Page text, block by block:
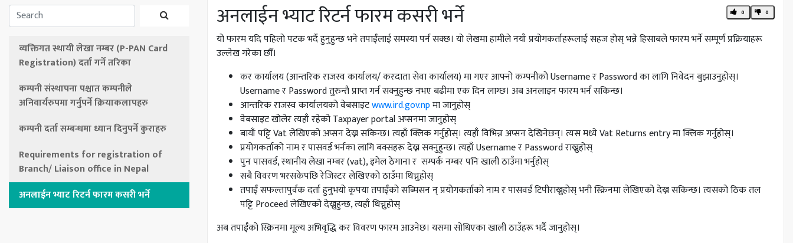
व्यक्तिगत स्थायी लेखा नम्बर (P-PAN Card
Registration) दर्ता गर्ने तरिका
कम्पनी संस्थापना पश्चात कम्पनीले
अनिवार्यरुपमा गर्नुपर्ने क्रियाकलापहरु
कम्पनी दर्ता सम्बन्धमा ध्यान दिनुपर्ने कुराहरु
Requirements for registration of
Branch/ Liaison office in Nepal
अनलाईन भ्याट रिटर्न फारम कसरी भर्ने
0 0
अनलाईन भ्याट रिटर्न फारम कसरी भर्ने
यो फारम यदि पहिलो पटक भर्दै हुनुहुन्छ भने तपाईँलाई समस्या पर्न सक्छ। यो लेखमा हामीले नयाँ प्रयोगकर्ताहरूलाई सहज होस् भन्ने हिसाबले फारम भर्ने सम्पूर्ण प्रक्रियाहरू
उल्लेख गरेका छौँ।
कर कार्यालय (आन्तरिक राजस्व कार्यालय/ करदाता सेवा कार्यालय) मा गएर आफ्नो कम्पनीको Username र Password का लागि निवेदन बुझाउनुहोस्।
Username र Password तुरुन्तै प्राप्त गर्न सक्नुहुन्छ नभए बढीमा एक दिन लाग्छ। अब अनलाइन फारम भर्न सकिन्छ।
आन्तरिक राजस्व कार्यालयको वेबसाइटwww.ird.gov.npमा जानुहोस्
वेबसाइट खोलेर त्यहाँ रहेको Taxpayer portal अप्सनमा जानुहोस्
बायाँ पट्टि Vat लेखिएको अप्सन देख्न सकिन्छ। त्यहाँ क्लिक गर्नुहोस्। त्यहाँ विभिन्न अप्सन देखिनेछन्। त्यस मध्ये Vat Returns entry मा क्लिक गर्नुहोस्।
प्रयोगकर्ताको नाम र पासवर्ड भर्नका लागि बक्सहरू देख्न सक्नुहुन्छ। त्यहाँ Username र Password राख्नुहोस्
पुन पासवर्ड, स्थानीय लेखा नम्बर (vat), इमेल ठेगाना र सम्पर्क नम्बर पनि खाली ठाउँमा भर्नुहोस्
सबै विवरण भरसकेपछि रेजिस्टर लेखिएको ठाउँमा थिच्नुहोस्
तपाईँ सफल्तापुर्वक दर्ता हुनुभयो कृपया तपाईँको सब्मिसन न् प्रयोगकर्ताको नाम र पासवर्ड टिपीराख्नुहोस् भनी स्क्रिनमा लेखिएको देख्न सकिन्छ। त्यसको ठिक तल
पट्टि Proceed लेखिएको देख्नुहुन्छ, त्यहाँ थिच्नुहोस्
अब तपाईँको स्क्रिनमा मूल्य अभिवृद्धि कर विवरण फारम आउनेछ। यसमा सोधिएका खाली ठाउँहरू भर्दै जानुहोस्।